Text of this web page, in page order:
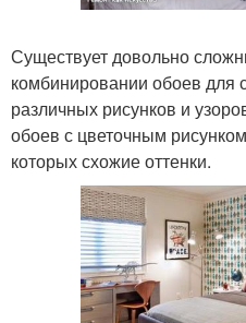
Существует довольно
комбинировании обоев для
различных рисунков и
обоев с цветочным
которых схожие оттенки.